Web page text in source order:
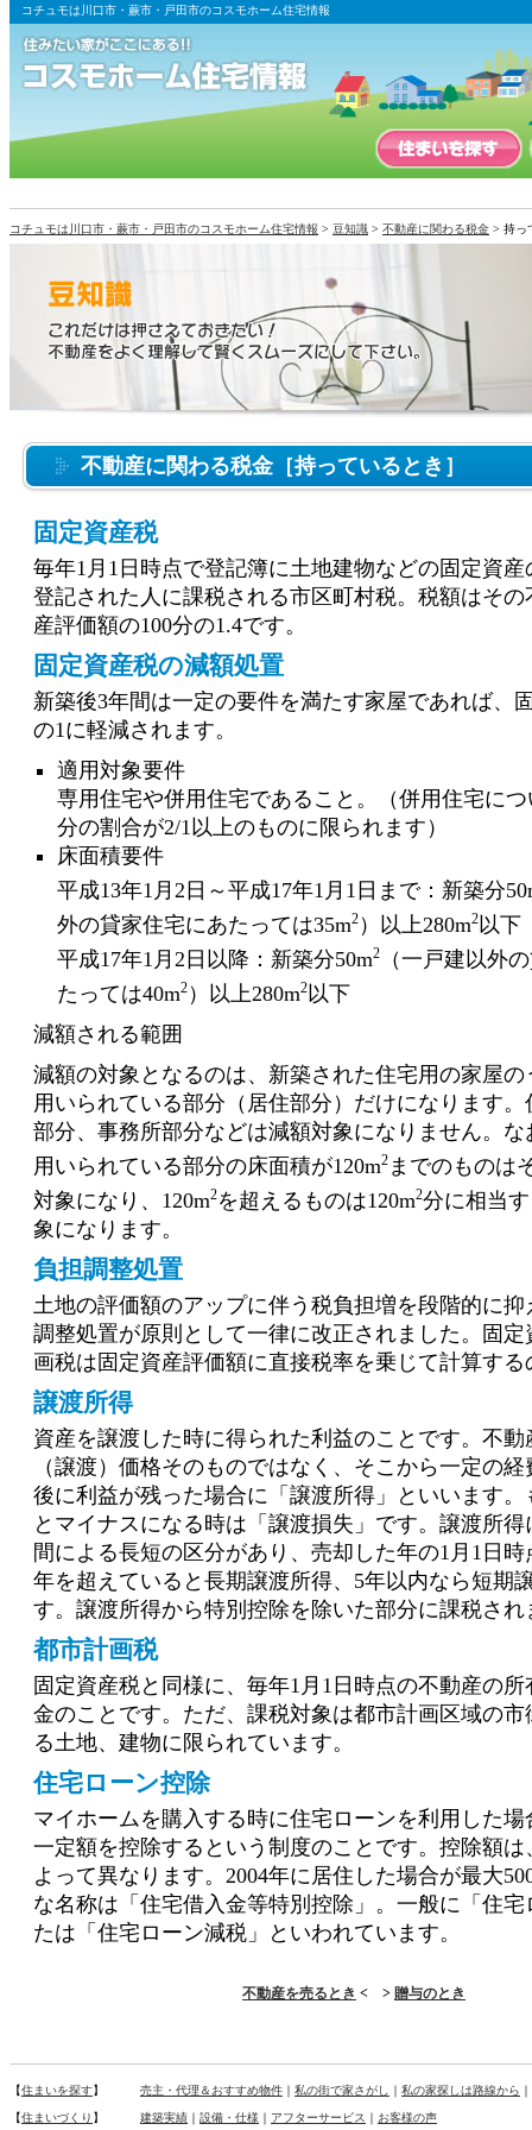
コチュモは川口市・蕨市・戸田市のコスモホーム住宅情報
コチュモは川口市・蕨市・戸田市のコスモホーム住宅情報 > 豆知識 > 不動産に関わる税金 > 持っ
不動産に関わる税金［持っているとき］
固定資産税
毎年1月1日時点で登記簿に土地建物などの固定資
登記された人に課税される市区町村税。税額はそ
産評価額の100分の1.4です。
固定資産税の減額処置
新築後3年間は一定の要件を満たす家屋であれば、
の1に軽減されます。
適用対象要件
専用住宅や併用住宅であること。（併用住宅に
分の割合が2/1以上のものに限られます）
床面積要件
平成13年1月2日～平成17年1月1日まで：新築分
外の貸家住宅にあたっては35m2 ）以上280m2 以下
平成17年1月2日以降：新築分50m2
（一戸建以外
たっては40m2 ）以上280m2 以下
減額される範囲
減額の対象となるのは、新築された住宅用の家屋
用いられている部分（居住部分）だけになります
部分、事務所部分などは減額対象になりません。
用いられている部分の床面積が120m2 までのものは
対象になり、120m2を超えるものは120m2分に相当
象になります。
負担調整処置
土地の評価額のアップに伴う税負担増を段階的に
調整処置が原則として一律に改正されました。固
画税は固定資産評価額に直接税率を乗じて計算す
譲渡所得
資産を譲渡した時に得られた利益のことです。不動
（譲渡）価格そのものではなく、そこから一定の
後に利益が残った場合に「譲渡所得」といいます
とマイナスになる時は「譲渡損失」です。譲渡所
間による長短の区分があり、売却した年の1月1日
年を超えていると長期譲渡所得、5年以内なら短期
す。譲渡所得から特別控除を除いた部分に課税され
都市計画税
固定資産税と同様に、毎年1月1日時点の不動産の
金のことです。ただ、課税対象は都市計画区域の
る土地、建物に限られています。
住宅ローン控除
マイホームを購入する時に住宅ローンを利用した
一定額を控除するという制度のことです。控除額
よって異なります。2004年に居住した場合が最大
な名称は「住宅借入金等特別控除」。一般に「住
たは「住宅ローン減税」といわれています。
不動産を売るとき < > 贈与のとき
【住まいを探す】 売主・代理＆おすすめ物件 ｜ 私の街で家さがし ｜ 私の家探しは路線から
【住まいづくり 】 建築実績 ｜ 設備・仕様 ｜ アフターサービス ｜ お客様の声